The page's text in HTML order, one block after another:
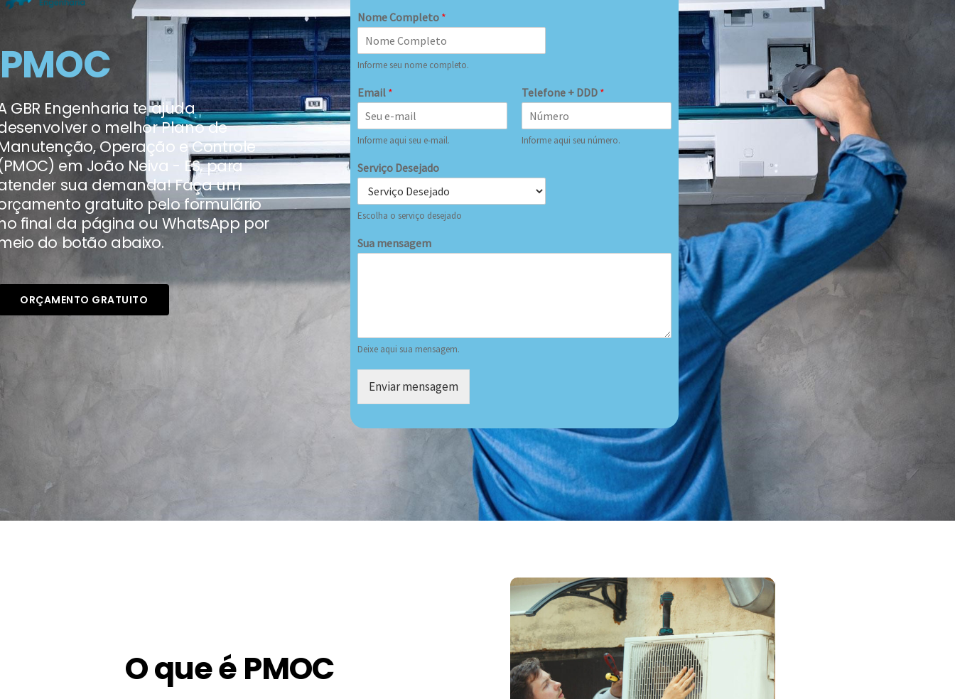
PMOC
GBR Engenharia te ajuda
o melhor Plano de
Operação e Controle
em João Neiva - ES, para
sua demanda! Faça um
gratuito pelo formulário
final da página ou WhatsApp por
do botão abaixo.
ORÇAMENTO GRATUITO
Nome Completo *
Informe seu nome completo.
Email *
Informe aqui seu e-mail.
Telefone + DDD *
Informe aqui seu número.
Serviço Desejado
Escolha o serviço desejado
Sua mensagem
Deixe aqui sua mensagem.
Enviar mensagem
O que é PMOC